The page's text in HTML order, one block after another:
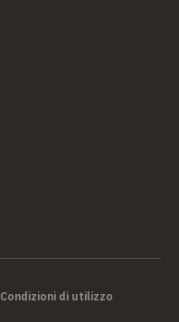
Condizioni di utilizzo